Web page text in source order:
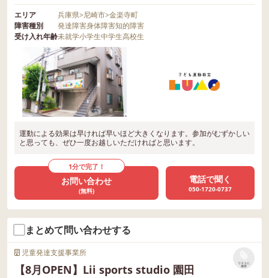
エリア 兵庫県>尼崎市>金楽寺町
障害種別
発達障害身体障害知的障害
受け入れ年齢未就学小学生中学生高校生
運動による効果は早ければ早いほど大きくなります。参加がむずかしい
と思っても、ぜひ一度お越しいただければと思います。
1分で完了！
お問い合わせ
(無料)
電話で聞く
050-1720-0737
まとめて問い合わせする
児童発達支援事業所
【8月OPEN】Lii sports studio 園田
リストに
保存